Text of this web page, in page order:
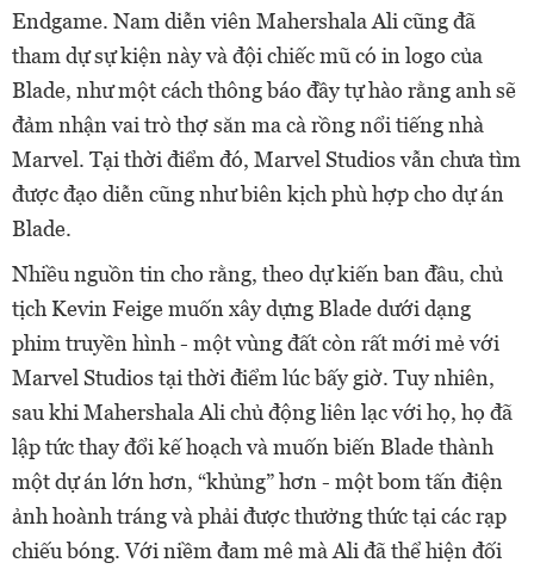
Endgame. Nam diễn viên Mahershala Ali cũng đã
tham dự sự kiện này và đội chiếc mũ có in logo của
Blade, như một cách thông báo đầy tự hào rằng anh sẽ
đảm nhận vai trò thợ săn ma cà rồng nổi tiếng nhà
Marvel. Tại thời điểm đó, Marvel Studios vẫn chưa tìm
được đạo diễn cũng như biên kịch phù hợp cho dự án
Blade.
Nhiều nguồn tin cho rằng, theo dự kiến ban đầu, chủ
tịch Kevin Feige muốn xây dựng Blade dưới dạng
phim truyền hình - một vùng đất còn rất mới mẻ với
Marvel Studios tại thời điểm lúc bấy giờ. Tuy nhiên,
sau khi Mahershala Ali chủ động liên lạc với họ, họ đã
lập tức thay đổi kế hoạch và muốn biến Blade thành
một dự án lớn hơn, “khủng” hơn - một bom tấn điện
ảnh hoành tráng và phải được thưởng thức tại các rạp
chiếu bóng. Với niềm đam mê mà Ali đã thể hiện đối